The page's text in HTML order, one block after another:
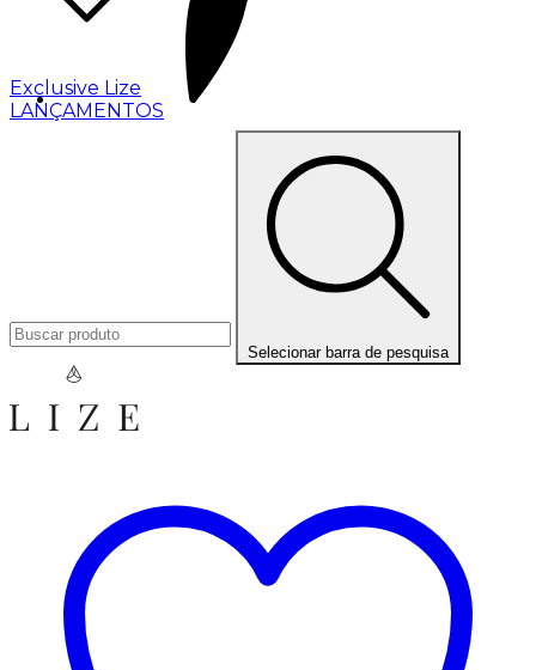
Exclusive Lize
LANÇAMENTOS
Selecionar barra de pesquisa